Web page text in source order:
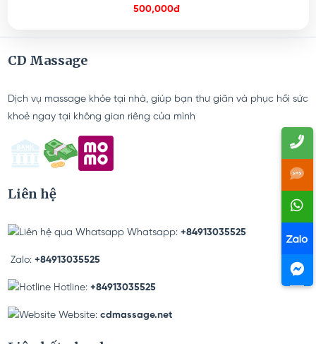
500,000đ
CD Massage
Dịch vụ massage khỏe tại nhà, giúp bạn thư giãn và phục hồi sức
khoẻ ngay tại không gian riêng của mình
Liên hệ
Whatsapp: +84913035525
Zalo: +84913035525
Hotline: +84913035525
Website: cdmassage.net